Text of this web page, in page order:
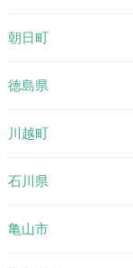
朝日町
徳島県
川越町
石川県
亀山市